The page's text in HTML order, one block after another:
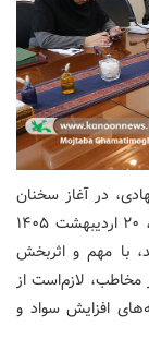
در آغاز سخنان
خود در این هم‌نشینی مجازی که صبح روز یک‌شنبه، ۲۰ اردیبهشت ۱۴۰۵
با مهم و اثربخش
مخاطب، لازم‌است از
افزایش سواد و